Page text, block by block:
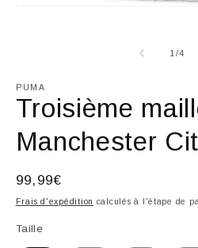
fenêtre
modale
1/de
4
PUMA
Troisième
Manchester
Prix
habituel
99,99€
Frais d'expédition calculés à l'étape de
Taille